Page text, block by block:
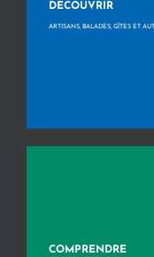
DÉCOUVRIR
ARTISANS, BALADES, GÎTES ET
COMPRENDRE